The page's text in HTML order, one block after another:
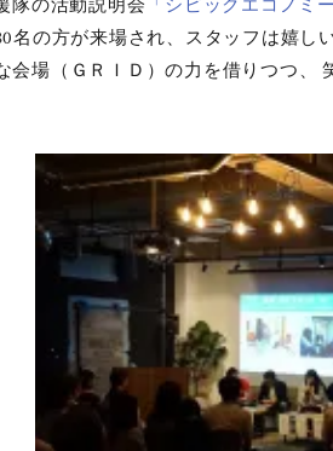
隊の活動説明会 「シビックエコノミ
名の方が来場され、スタッフは嬉し
会場（ＧＲＩＤ）の力を借りつつ